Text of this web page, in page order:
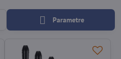
Parametre